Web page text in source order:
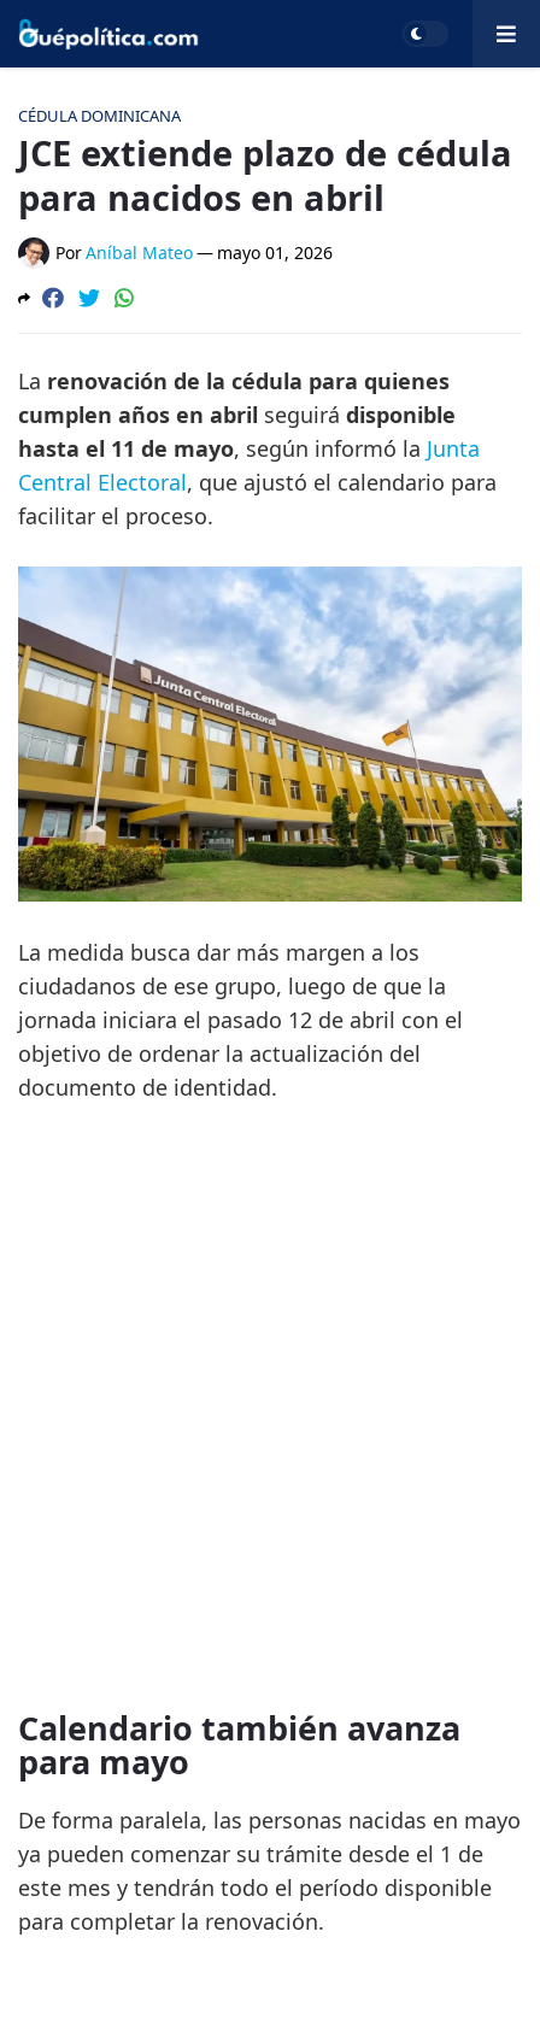
CÉDULA DOMINICANA
JCE extiende plazo de cédula
para nacidos en abril
PorAníbal Mateo— mayo 01, 2026
La renovación de la cédula para quienes
cumplen años en abril seguirá disponible
hasta el 11 de mayo, según informó la Junta
Central Electoral, que ajustó el calendario para
facilitar el proceso.
La medida busca dar más margen a los
ciudadanos de ese grupo, luego de que la
jornada iniciara el pasado 12 de abril con el
objetivo de ordenar la actualización del
documento de identidad.
Calendario también avanza
para mayo
De forma paralela, las personas nacidas en mayo
ya pueden comenzar su trámite desde el 1 de
este mes y tendrán todo el período disponible
para completar la renovación.